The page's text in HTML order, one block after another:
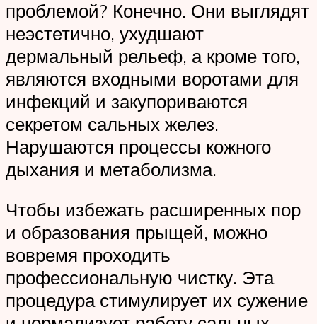
проблемой? Конечно. Они выглядят
неэстетично, ухудшают
дермальный рельеф, а кроме того,
являются входными воротами для
инфекций и закупориваются
секретом сальных желез.
Нарушаются процессы кожного
дыхания и метаболизма.
Чтобы избежать расширенных пор
и образования прыщей, можно
вовремя проходить
профессиональную чистку. Эта
процедура стимулирует их сужение